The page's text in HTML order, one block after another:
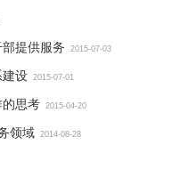
提供服务 2015-07-03
建设 2015-07-01
思考 2015-04-20
领域 2014-08-28